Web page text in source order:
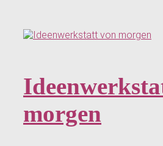
springen
morgen